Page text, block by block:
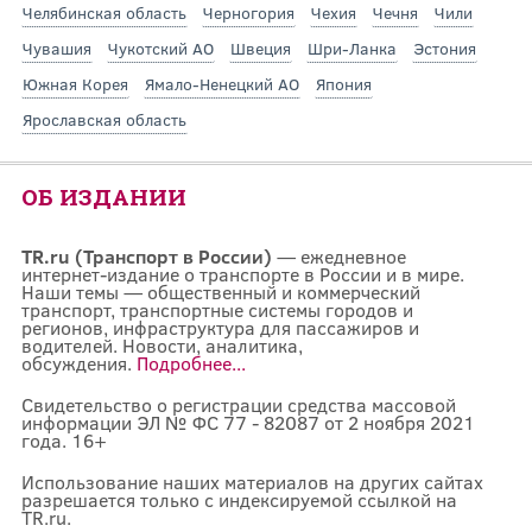
Челябинская область
Черногория Чехия Чечня
Чили
Чувашия
Чукотский АО Швеция Шри-Ланка
Эстония
Южная Корея
Ямало-Ненецкий АО
Япония
Ярославская область
ОБ ИЗДАНИИ
TR.ru (Транспорт в России) — ежедневное
интернет-издание о транспорте в России и в мире.
Наши темы — общественный и коммерческий
транспорт, транспортные системы городов и
регионов, инфраструктура для пассажиров и
водителей. Новости, аналитика,
обсуждения. Подробнее...
Свидетельство о регистрации средства массовой
информации ЭЛ № ФС 77 - 82087 от 2 ноября 2021
года. 16+
Использование наших материалов на других сайтах
разрешается только с индексируемой ссылкой на
TR.ru.